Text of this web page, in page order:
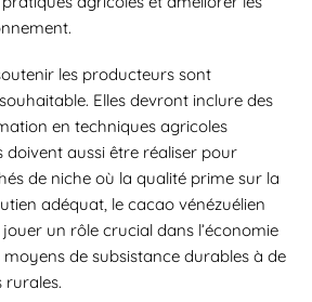
les producteurs sont
Elles devront inclure des
en techniques agricoles
doivent aussi être réaliser pour
de niche où la qualité prime sur la
adéquat, le cacao vénézuélien
un rôle crucial dans l’économie
de subsistance durables à de
rurales.